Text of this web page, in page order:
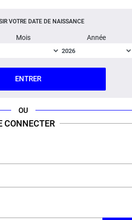
VOTRE DATE DE NAISSANCE
Mois Année
ENTRER
OU
CONNECTER
vaper avec un taux de nicotine
il est donc conseillé de
avec une résistance supérieure
PG/VG : 50% / 50%.
QUESTION / RÉPONSE